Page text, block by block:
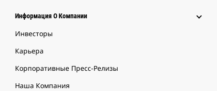
Информация О Компании
Инвесторы
Карьера
Корпоративные Пресс-Релизы
Наша Компания